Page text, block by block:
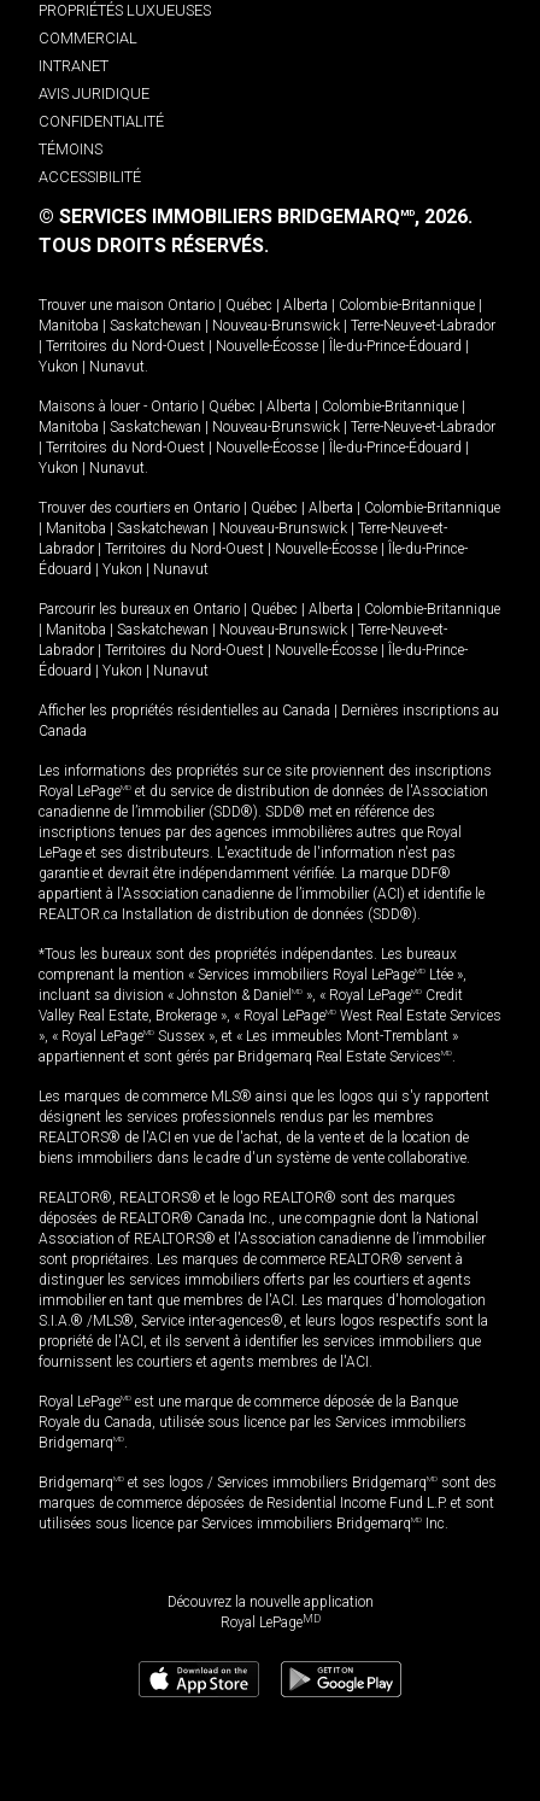
PROPRIÉTÉS LUXUEUSES
COMMERCIAL
INTRANET
AVIS JURIDIQUE
CONFIDENTIALITÉ
TÉMOINS
ACCESSIBILITÉ
© SERVICES IMMOBILIERS BRIDGEMARQMD, 2026.
TOUS DROITS RÉSERVÉS.
Trouver une maison Ontario Québec Alberta Colombie-Britannique
Manitoba
Saskatchewan Nouveau-Brunswick
Terre-Neuve-et-Labrador
Territoires du Nord-Ouest Nouvelle-Écosse Île-du-Prince-Édouard
Yukon
Nunavut.
Maisons à louer - Ontario Québec Alberta Colombie-Britannique
Manitoba
Saskatchewan Nouveau-Brunswick
Terre-Neuve-et-Labrador
Territoires du Nord-Ouest Nouvelle-Écosse Île-du-Prince-Édouard
Yukon
Nunavut.
Trouver des courtiers en Ontario Québec Alberta
Colombie-Britannique
Manitoba Saskatchewan Nouveau-Brunswick
Terre-Neuve-et-
Labrador
Territoires du Nord-Ouest Nouvelle-Écosse
Île-du-Prince-
Édouard
Yukon Nunavut
Parcourir les bureaux en Ontario Québec Alberta
Colombie-Britannique
Manitoba Saskatchewan Nouveau-Brunswick
Terre-Neuve-et-
Labrador
Territoires du Nord-Ouest Nouvelle-Écosse
Île-du-Prince-
Édouard
Yukon Nunavut
Afficher les propriétés résidentielles au Canada
Dernières inscriptions au
Canada
Les informations des propriétés sur ce site proviennent des inscriptions
Royal LePageMD et du service de distribution de données de l'Association
canadienne de l’immobilier (SDD®). SDD® met en référence des
inscriptions tenues par des agences immobilières autres que Royal
LePage et ses distributeurs. L'exactitude de l'information n'est pas
garantie et devrait être indépendamment vérifiée. La marque DDF®
appartient à l'Association canadienne de l’immobilier (ACI) et identifie le
REALTOR.ca Installation de distribution de données (SDD®).
*Tous les bureaux sont des propriétés indépendantes. Les bureaux
comprenant la mention « Services immobiliers Royal LePageMD Ltée »,
incluant sa division « Johnston & Daniel MD », « Royal LePageMD Credit
Valley Real Estate, Brokerage », « Royal LePageMD West Real Estate Services
», « Royal LePageMD Sussex », et « Les immeubles Mont-Tremblant »
appartiennent et sont gérés par Bridgemarq Real Estate ServicesMD.
Les marques de commerce MLS® ainsi que les logos qui s'y rapportent
désignent les services professionnels rendus par les membres
REALTORS® de l'ACI en vue de l'achat, de la vente et de la location de
biens immobiliers dans le cadre d'un système de vente collaborative.
REALTOR®, REALTORS® et le logo REALTOR® sont des marques
déposées de REALTOR® Canada Inc., une compagnie dont la National
Association of REALTORS® et l'Association canadienne de l’immobilier
sont propriétaires. Les marques de commerce REALTOR® servent à
distinguer les services immobiliers offerts par les courtiers et agents
immobilier en tant que membres de l'ACI. Les marques d'homologation
S.I.A.® /MLS®, Service inter-agences®, et leurs logos respectifs sont la
propriété de l'ACI, et ils servent à identifier les services immobiliers que
fournissent les courtiers et agents membres de l'ACI.
Royal LePageMD est une marque de commerce déposée de la Banque
Royale du Canada, utilisée sous licence par les Services immobiliers
BridgemarqMD.
BridgemarqMD et ses logos / Services immobiliers BridgemarqMD sont des
marques de commerce déposées de Residential Income Fund L.P. et sont
utilisées sous licence par Services immobiliers BridgemarqMD Inc.
Découvrez la nouvelle application
Royal LePageMD